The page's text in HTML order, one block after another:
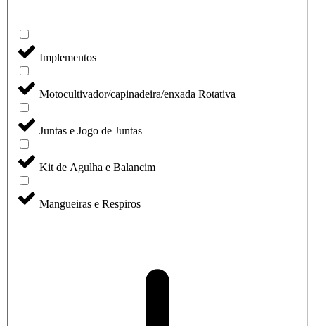
Implementos
Motocultivador/capinadeira/enxada Rotativa
Juntas e Jogo de Juntas
Kit de Agulha e Balancim
Mangueiras e Respiros